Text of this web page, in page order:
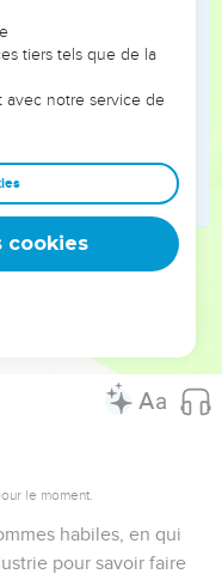
l'or, l'argent et
et pour tailler le
d'art.
à lui et à Oholiab,
toute sorte de
en couleurs variées,
en fin lin, et de
le moment.
habiles, en qui
pour savoir faire
tiers tels que de la
avec notre service de
cookies